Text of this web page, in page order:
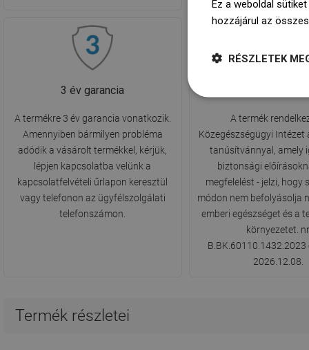
3 év garancia
A termékre 3 év garancia vonatkozik.
Amennyiben bármilyen probléma
adódik a vásárolt termékkel, kérjük,
lépjen kapcsolatba velünk a
kapcsolatfelvételi űrlapon keresztül
vagy telefonon az ügyfélszolgálati
telefonszámon.
A termék
Közegészségügyi
tanúsítvánnyal, amely
biztonsági
megfelelést - jelzi, hogy
módon nem befolyásolja
emberi egészséget és a
környezetet.
B.BK.60110.1432.2023
2026.12.08.
Termék részletei
Ez a weboldal
hozzájárul az
RÉSZLETEK